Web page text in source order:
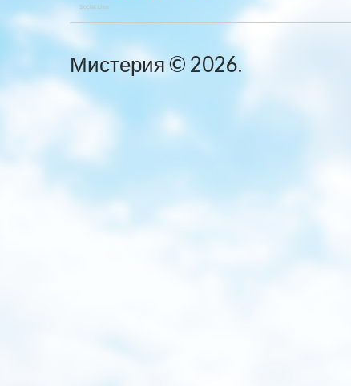
Social Like
Мистерия© 2026